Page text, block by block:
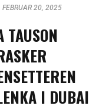
FEBRUAR 20, 2025
TAUSON
I DUBAI